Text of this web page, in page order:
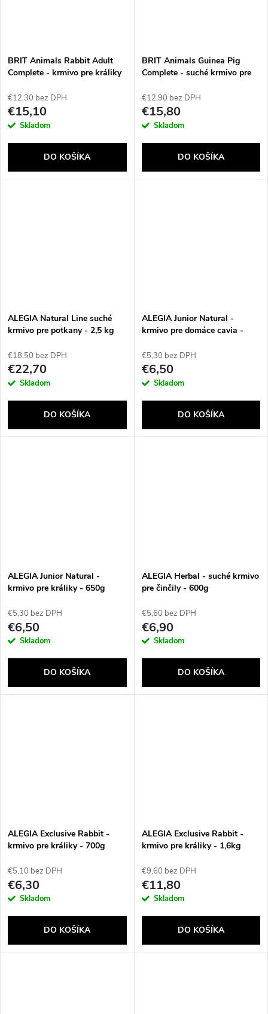
BRIT Animals Rabbit Adult
Complete - krmivo pre králiky
€12,30 bez DPH
€15,10
Skladom
DO KOŠÍKA
BRIT Animals Guinea Pig
Complete - suché krmivo pre
€12,90 bez DPH
€15,80
Skladom
DO KOŠÍKA
ALEGIA Natural Line suché
krmivo pre potkany - 2,5 kg
€18,50 bez DPH
€22,70
Skladom
DO KOŠÍKA
ALEGIA Junior Natural -
krmivo pre domáce cavia -
€5,30 bez DPH
€6,50
Skladom
DO KOŠÍKA
ALEGIA Junior Natural -
krmivo pre králiky - 650g
€5,30 bez DPH
€6,50
Skladom
DO KOŠÍKA
ALEGIA Herbal - suché krmivo
pre činčily - 600g
€5,60 bez DPH
€6,90
Skladom
DO KOŠÍKA
ALEGIA Exclusive Rabbit -
krmivo pre králiky - 700g
€5,10 bez DPH
€6,30
Skladom
DO KOŠÍKA
ALEGIA Exclusive Rabbit -
krmivo pre králiky - 1,6kg
€9,60 bez DPH
€11,80
Skladom
DO KOŠÍKA